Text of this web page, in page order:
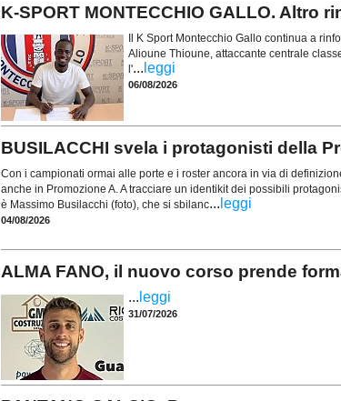
K-SPORT MONTECCHIO GALLO. Altro
Il K Sport Montecchio Gallo continua a
Alioune Thioune, attaccante centrale
l'... leggi
06/08/2026
BUSILACCHI svela i protagonisti della
Con i campionati ormai alle porte e i roster ancora in via di
anche in Promozione A. A tracciare un identikit dei possibili
è Massimo Busilacchi (foto), che si sbilanc... leggi
04/08/2026
ALMA FANO, il nuovo corso prende
... leggi
31/07/2026